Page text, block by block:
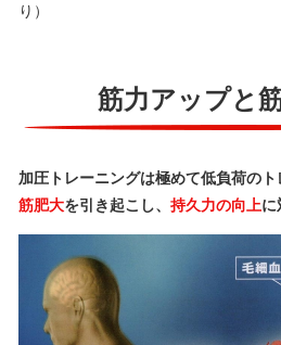
り）
筋力アップと
加圧トレーニングは極めて低負荷の
筋肥大を引き起こし、 持久力の向上に